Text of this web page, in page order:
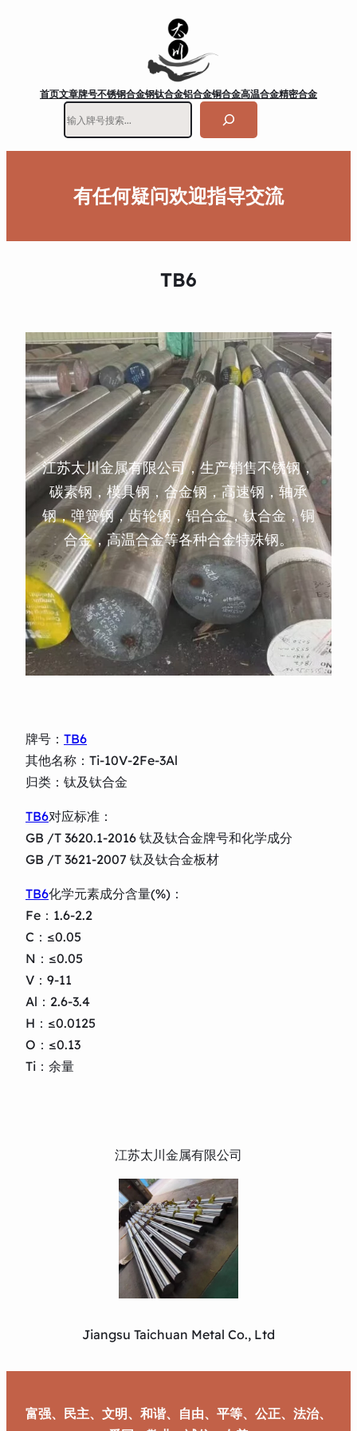
首页文章牌号不锈钢合金钢钛合金铝合金铜合金高温合金精密合金
有任何疑问欢迎指导交流
TB6
江苏太川金属有限公司，生产销售不锈钢，
碳素钢，模具钢，合金钢，高速钢，轴承
钢，弹簧钢，齿轮钢，铝合金，钛合金，铜
合金，高温合金等各种合金特殊钢。
牌号： TB6
其他名称：Ti-10V-2Fe-3Al
归类：钛及钛合金
TB6对应标准：
GB /T 3620.1-2016 钛及钛合金牌号和化学成分
GB /T 3621-2007 钛及钛合金板材
TB6化学元素成分含量(%)：
Fe：1.6-2.2
C：≤0.05
N：≤0.05
V：9-11
Al：2.6-3.4
H：≤0.0125
O：≤0.13
Ti：余量
江苏太川金属有限公司
Jiangsu Taichuan Metal Co., Ltd
富强、民主、文明、和谐、自由、平等、公正、法治、